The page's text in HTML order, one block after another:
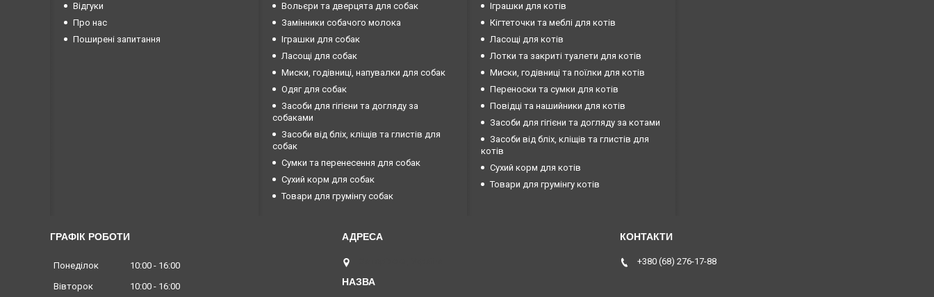
Відгуки
Про нас
Поширені запитання
Вольєри та дверцята для собак
Замінники собачого молока
Іграшки для собак
Ласощі для собак
Миски, годівниці, напувалки для собак
Одяг для собак
Засоби для гігієни та догляду за
собаками
Засоби від бліх, кліщів та глистів для
собак
Сумки та перенесення для собак
Сухий корм для собак
Товари для грумінгу собак
Іграшки для котів
Кігтеточки та меблі для котів
Ласощі для котів
Лотки та закриті туалети для котів
Миски, годівниці та поїлки для котів
Переноски та сумки для котів
Повідці та нашийники для котів
Засоби для гігієни та догляду за котами
Засоби від бліх, кліщів та глистів для
котів
Сухий корм для котів
Товари для грумінгу котів
ГРАФІК РОБОТИ
Понеділок 10:00
16:00
Вівторок
10:00 16:00
+380 (68) 276-17-88